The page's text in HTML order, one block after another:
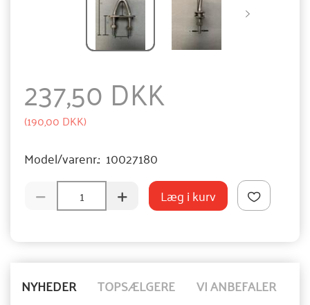
237,50 DKK
(190,00 DKK)
Model/varenr.: 10027180
Læg i kurv
NYHEDER TOPSÆLGERE VI ANBEFALER